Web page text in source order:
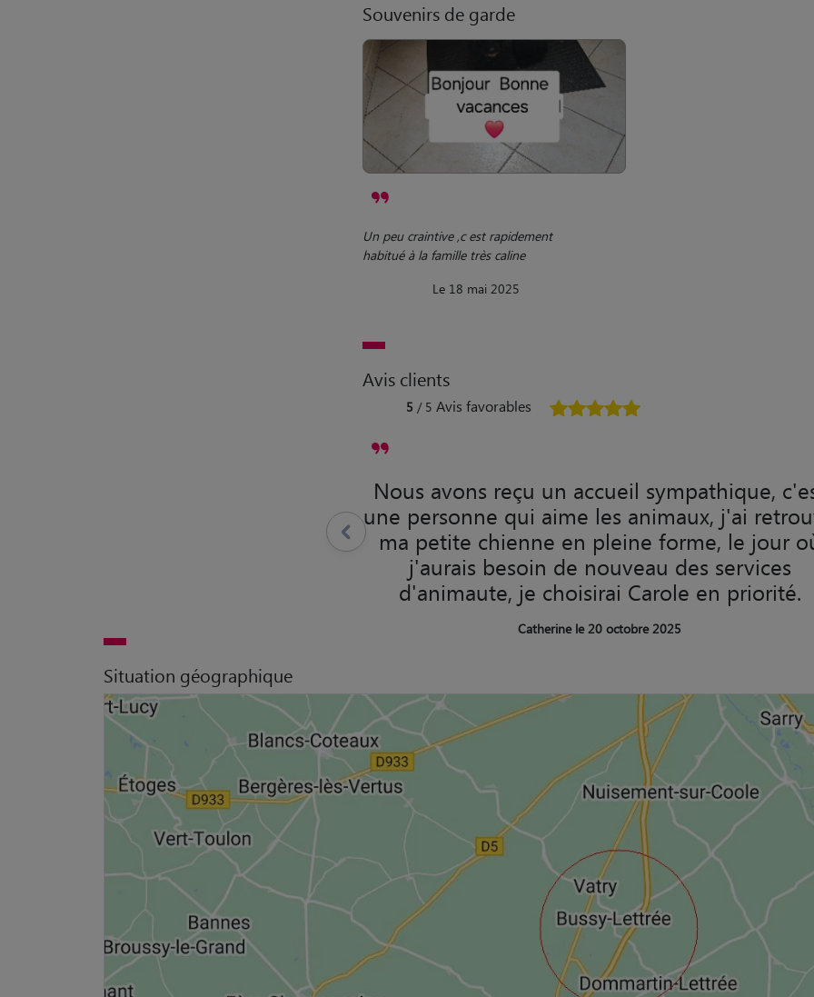
Souvenirs de garde
Un peu craintive ,c est rapidement
habitué à la famille très caline
Le 18 mai 2025
Avis clients
5 / 5 Avis favorables
Nous avons reçu un accueil sympathique,
une personne qui aime les animaux, j'ai
ma petite chienne en pleine forme, le jour
j'aurais besoin de nouveau des services
d'animaute, je choisirai Carole en priorité.
Catherine le 20 octobre 2025
Situation géographique